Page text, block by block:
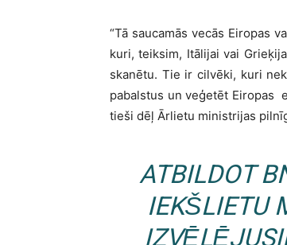
“Tā saucamās vecās Eiropas
kuri, teiksim, Itālijai vai
skanētu. Tie ir cilvēki, kuri
pabalstus un veģetēt Eiropas
tieši dēļ Ārlietu ministrijas
ATBILDOT
IEKŠLIETU